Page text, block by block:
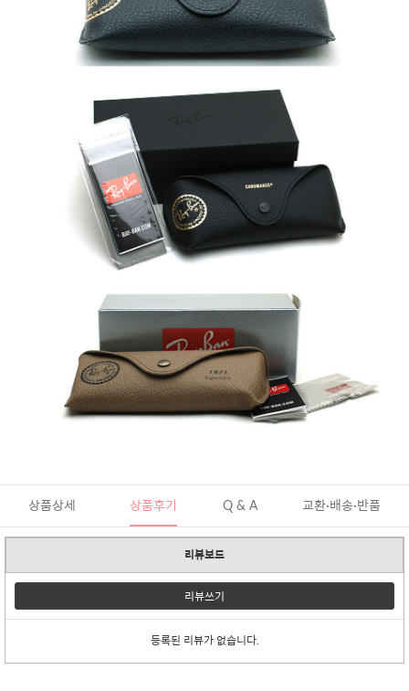
상품상세 상품후기 Q & A 교환·배송·반품
리뷰보드
리뷰쓰기
등록된 리뷰가 없습니다.